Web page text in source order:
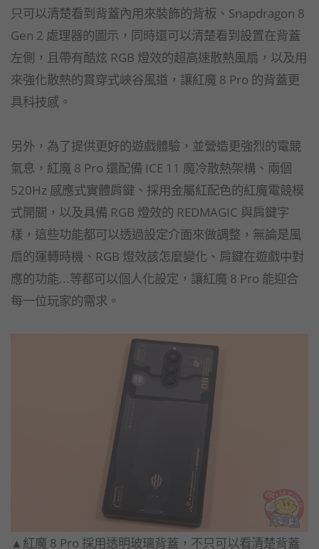
只可以清楚看到背蓋內用來裝飾的背板、Snapdragon 8
Gen 2 處理器的圖示，同時還可以清楚看到設置在背蓋
左側，且帶有酷炫 RGB 燈效的超高速散熱風扇，以及用
來強化散熱的貫穿式峽谷風道，讓紅魔 8 Pro 的背蓋更
具科技感。
另外，為了提供更好的遊戲體驗，並營造更強烈的電競
氣息，紅魔 8 Pro 還配備 ICE 11 魔冷散熱架構、兩個
520Hz 感應式實體肩鍵、採用金屬紅配色的紅魔電競模
式開關，以及具備 RGB 燈效的 REDMAGIC 與肩鍵字
樣，這些功能都可以透過設定介面來做調整，無論是風
扇的運轉時機、RGB 燈效該怎麼變化、肩鍵在遊戲中對
應的功能...等都可以個人化設定，讓紅魔 8 Pro 能迎合
每一位玩家的需求。
▲紅魔 8 Pro 採用透明玻璃背蓋，不只可以看清楚背蓋